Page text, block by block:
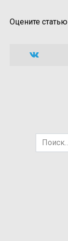
Оцените статью
Search
for: